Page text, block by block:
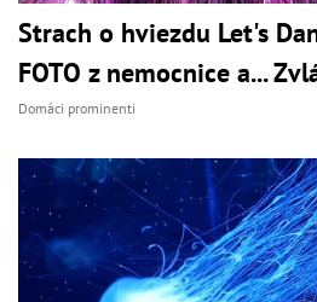
Strach o hviezdu Let's
FOTO z nemocnice a...
Domáci prominenti